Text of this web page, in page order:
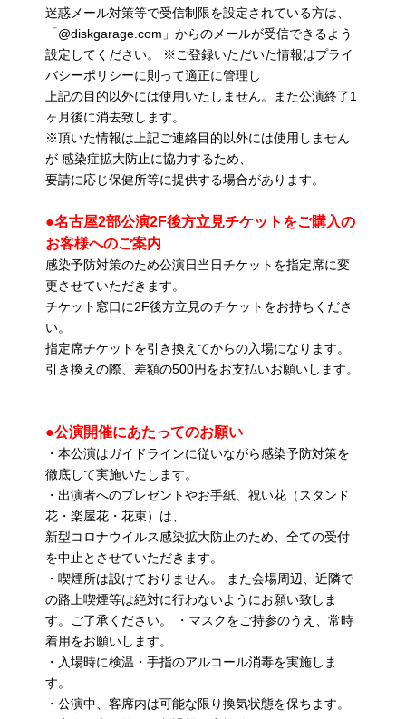
迷惑メール対策等で受信制限を設定されている方は、
「@diskgarage.com」からのメールが受信できるよう
設定してください。 ※ご登録いただいた情報はプライ
バシーポリシーに則って適正に管理し
上記の目的以外には使用いたしません。また公演終了1
ヶ月後に消去致します。
※頂いた情報は上記ご連絡目的以外には使用しません
が 感染症拡大防止に協力するため、
要請に応じ保健所等に提供する場合があります。
●名古屋2部公演2F後方立見チケットをご購入の
お客様へのご案内
感染予防対策のため公演日当日チケットを指定席に変
更させていただきます。
チケット窓口に2F後方立見のチケットをお持ちくださ
い。
指定席チケットを引き換えてからの入場になります。
引き換えの際、差額の500円をお支払いお願いします。
●公演開催にあたってのお願い
・本公演はガイドラインに従いながら感染予防対策を
徹底して実施いたします。
・出演者へのプレゼントやお手紙、祝い花（スタンド
花・楽屋花・花束）は、
新型コロナウイルス感染拡大防止のため、全ての受付
を中止とさせていただきます。
・喫煙所は設けておりません。 また会場周辺、近隣で
の路上喫煙等は絶対に行わないようにお願い致しま
す。ご了承ください。 ・マスクをご持参のうえ、常時
着用をお願いします。
・入場時に検温・手指のアルコール消毒を実施しま
す。
・公演中、客席内は可能な限り換気状態を保ちます。